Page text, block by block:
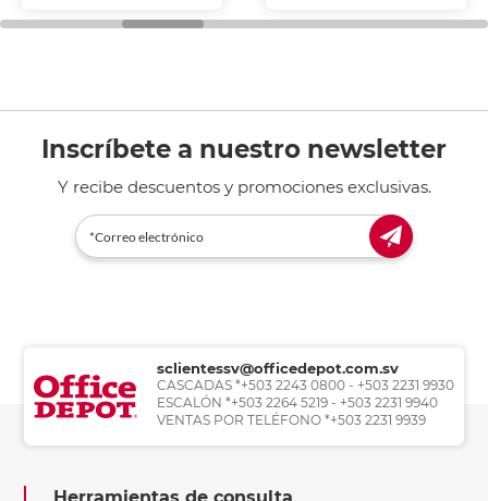
Inscríbete a nuestro newsletter
Y recibe descuentos y promociones exclusivas.
sclientessv@officedepot.com.sv
CASCADAS *+503 2243 0800 - +503 2231 9930
ESCALÓN *+503 2264 5219 - +503 2231 9940
VENTAS POR TELÉFONO *+503 2231 9939